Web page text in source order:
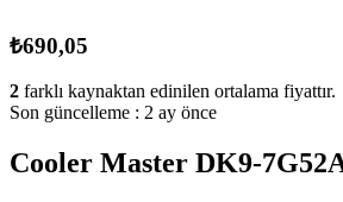
₺690,05
2 farklı kaynaktan edinilen ortalama fiyattır.
Son güncelleme : 2 ay önce
Cooler Master DK9-